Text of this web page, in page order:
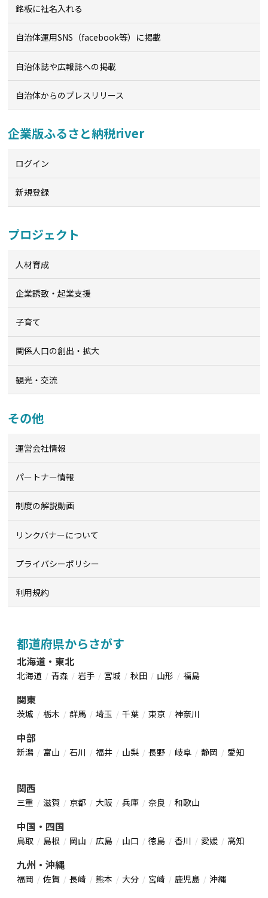
銘板に社名入れる
自治体運用SNS（facebook等）に掲載
自治体誌や広報誌への掲載
自治体からのプレスリリース
企業版ふるさと納税river
ログイン
新規登録
プロジェクト
人材育成
企業誘致・起業支援
子育て
関係人口の創出・拡大
観光・交流
その他
運営会社情報
パートナー情報
制度の解説動画
リンクバナーについて
プライバシーポリシー
利用規約
都道府県からさがす
北海道・東北
北海道 青森 岩手 宮城 秋田 山形 福島
関東
茨城 栃木 群馬 埼玉 千葉 東京 神奈川
中部
新潟 富山 石川 福井 山梨 長野 岐阜 静岡 愛知
関西
三重 滋賀 京都 大阪 兵庫 奈良 和歌山
中国・四国
鳥取 島根 岡山 広島 山口 徳島 香川 愛媛 高知
九州・沖縄
福岡 佐賀 長崎 熊本 大分 宮崎 鹿児島 沖縄